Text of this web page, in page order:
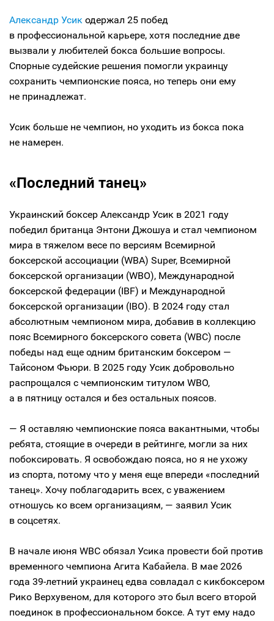
Александр Усик одержал 25 побед
в профессиональной карьере, хотя последние две
вызвали у любителей бокса большие вопросы.
Спорные судейские решения помогли украинцу
сохранить чемпионские пояса, но теперь они ему
не принадлежат.
Усик больше не чемпион, но уходить из бокса пока
не намерен.
«Последний танец»
Украинский боксер Александр Усик в 2021 году
победил британца Энтони Джошуа и стал чемпионом
мира в тяжелом весе по версиям Всемирной
боксерской ассоциации (WBA) Super, Всемирной
боксерской организации (WBO), Международной
боксерской федерации (IBF) и Международной
боксерской организации (IBO). В 2024 году стал
абсолютным чемпионом мира, добавив в коллекцию
пояс Всемирного боксерского совета (WBC) после
победы над еще одним британским боксером —
Тайсоном Фьюри. В 2025 году Усик добровольно
распрощался с чемпионским титулом WBO,
а в пятницу остался и без остальных поясов.
— Я оставляю чемпионские пояса вакантными, чтобы
ребята, стоящие в очереди в рейтинге, могли за них
побоксировать. Я освобождаю пояса, но я не ухожу
из спорта, потому что у меня еще впереди «последний
танец». Хочу поблагодарить всех, с уважением
отношусь ко всем организациям, — заявил Усик
в соцсетях.
В начале июня WBC обязал Усика провести бой против
временного чемпиона Агита Кабайела. В мае 2026
года 39-летний украинец едва совладал с кикбоксером
Рико Верхувеном, для которого это был всего второй
поединок в профессиональном боксе. А тут ему надо